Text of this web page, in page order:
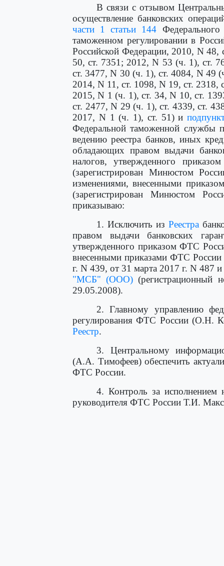
В связи с отзывом
осуществление банковских
части 1 статьи 144
таможенном регулировании в
Российской Федерации, 2010, N
50, ст. 7351; 2012, N 53 (ч. 1), ст.
ст. 3477, N 30 (ч. 1), ст. 4084, N 49
2014, N 11, ст. 1098, N 19, ст. 2318,
2015, N 1 (ч. 1), ст. 34, N 10, ст.
ст. 2477, N 29 (ч. 1), ст. 4339, ст.
2017, N 1 (ч. 1), ст. 51) и
Федеральной таможенной службы
ведению реестра банков, иных
обладающих правом выдачи
налогов, утвержденного
(зарегистрирован Минюстом
изменениями, внесенными
(зарегистрирован Минюстом
приказываю:
1. Исключить из Реестра
правом выдачи банковских
утвержденного приказом ФТС
внесенными приказами ФТС
г. N 439, от 31 марта 2017 г. N 487
"МСБ" (ООО) (регистрационный
29.05.2008).
2. Главному управлению
регулирования ФТС России (О.Н.
Реестр.
3. Центральному
(А.А. Тимофеев) обеспечить
ФТС России.
4. Контроль за исполнением
руководителя ФТС России Т.И.